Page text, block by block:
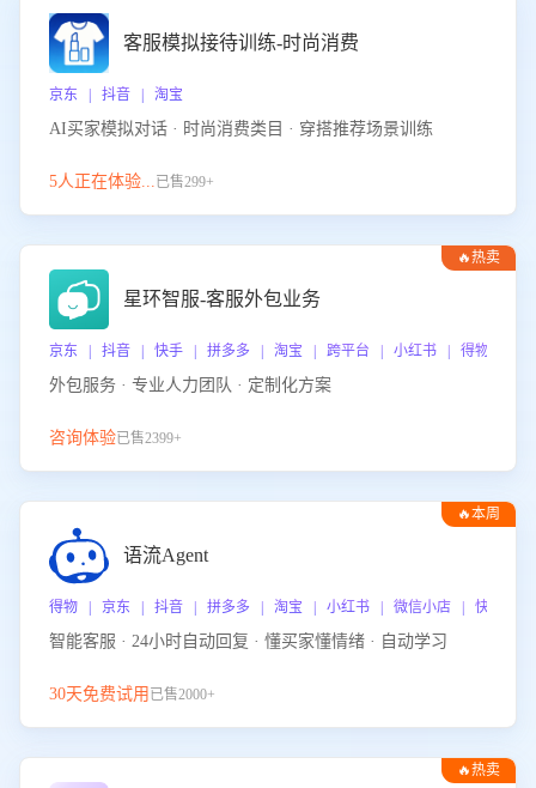
客服模拟接待训练-时尚消费
京东 | 抖音 | 淘宝
AI买家模拟对话 · 时尚消费类目 · 穿搭推荐场景训练
5人正在体验...已售299+
🔥热卖
星环智服-客服外包业务
京东 | 抖音 | 快手 | 拼多多 | 淘宝 | 跨平台 | 小红书 | 得物 | 企
外包服务 · 专业人力团队 · 定制化方案
咨询体验已售2399+
🔥本周
语流Agent
得物 | 京东 | 抖音 | 拼多多 | 淘宝 | 小红书 | 微信小店 | 快手 |
智能客服 · 24小时自动回复 · 懂买家懂情绪 · 自动学习
30天免费试用 已售2000+
🔥热卖